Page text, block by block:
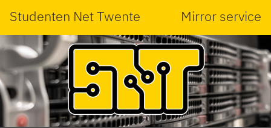
Studenten Net Twente Mirror service